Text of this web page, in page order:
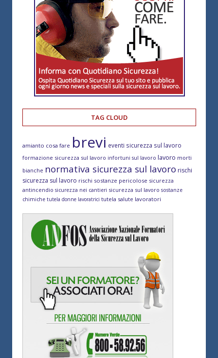
TAG CLOUD
amianto cosa fare brevi eventi sicurezza sul lavoro
formazione sicurezza sul lavoro infortuni sul lavoro lavoro morti
bianche normativa sicurezza sul lavoro rischi
sicurezza sul lavoro rischi sostanze pericolose sicurezza
antincendio sicurezza nei cantieri sicurezza sul lavoro sostanze
chimiche tutela donne lavoratrici tutela salute lavoratori